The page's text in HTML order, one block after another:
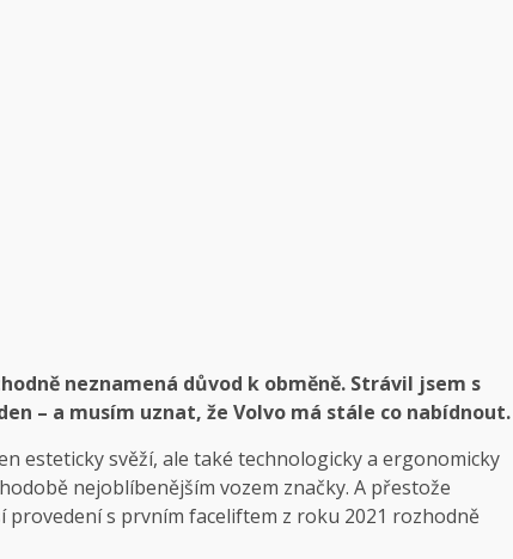
neznamená důvod k obměně. Strávil jsem s
– a musím uznat, že Volvo má stále co nabídnout.
esteticky svěží, ale také technologicky a ergonomicky
nejoblíbenějším vozem značky. A přestože
s prvním faceliftem z roku 2021 rozhodně